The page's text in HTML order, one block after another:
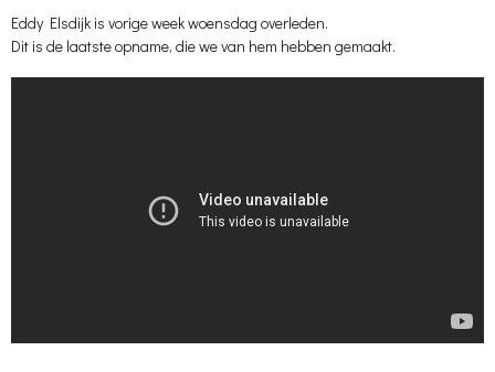
Eddy Elsdijk is vorige week woensdag overleden.
Dit is de laatste opname, die we van hem hebben gemaakt.